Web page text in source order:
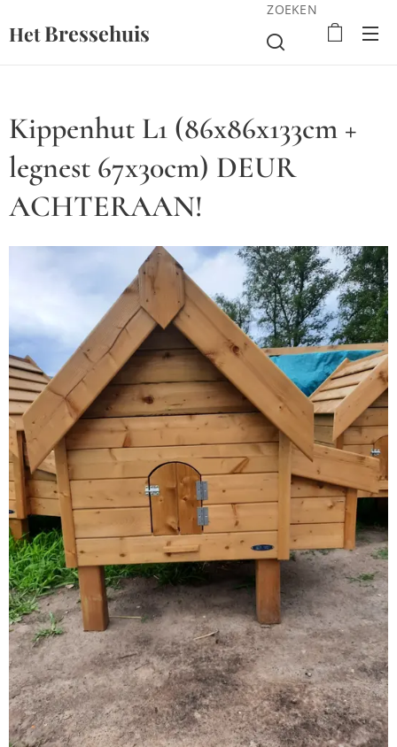
HetBressehuis
ZOEKEN
Kippenhut L1 (86x86x133cm +
legnest 67x30cm) DEUR
ACHTERAAN!